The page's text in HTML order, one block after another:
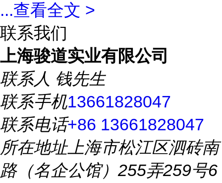
...查看全文 >
联系我们
上海骏道实业有限公司
联系人 钱先生
联系手机13661828047
联系电话+86 13661828047
所在地址上海市松江区泗砖南
路（名企公馆）255弄259号6